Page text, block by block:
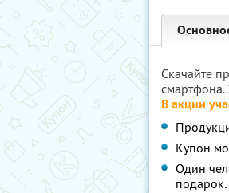
Скачайте
смартфона.
В акции
Купон
Один
подарок.